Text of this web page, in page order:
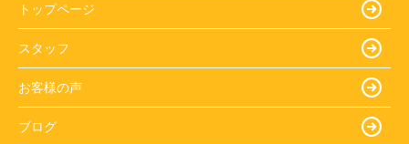
トップページ
スタッフ
お客様の声
ブログ